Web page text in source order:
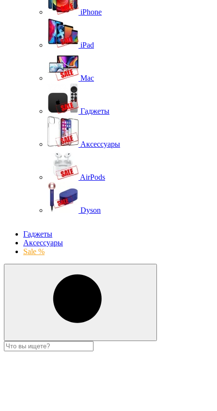
iPhone
iPad
Mac
Гаджеты
Аксессуары
AirPods
Dyson
Гаджеты
Аксессуары
Sale %